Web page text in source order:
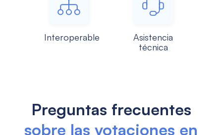
Interoperable
Asistencia
técnica
Preguntas frecuentes
sobre las votaciones en